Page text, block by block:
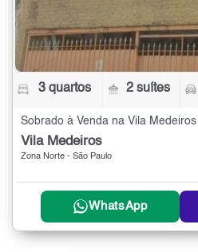
3 quartos 2 suítes
Sobrado à Venda na Vila
Vila Medeiros
Zona Norte - São Paulo
WhatsApp